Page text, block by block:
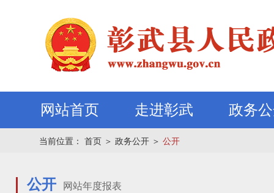
网站首页 走进彰武 政务
当前位置： 首页 ＞ 政务公开 ＞ 公开
公开 网站年度报表